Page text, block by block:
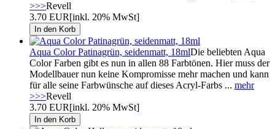
>>>Revell
3.70 EUR[inkl. 20% MwSt]
Aqua Color Patinagrün, seidenmatt, 18mlDie beliebten Aqua
Color Farben gibt es nun in allen 88 Farbtönen. Hier muss der
Modellbauer nun keine Kompromisse mehr machen und kann
für alle seine Farbwünsche auf dieses Acryl-Farbs ... mehr
>>>Revell
3.70 EUR[inkl. 20% MwSt]